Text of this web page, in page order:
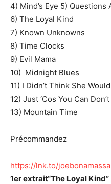
4) Mind’s Eye 5) Questions
6) The Loyal Kind
7) Known Unknowns
8) Time Clocks
9) Evil Mama
10) Midnight Blues
11) I Didn’t Think She
12) Just ‘Cos You Can
13) Mountain Time
Précommandez
https://lnk.to/joebonamassa
1er extrait“The Loyal Kind”